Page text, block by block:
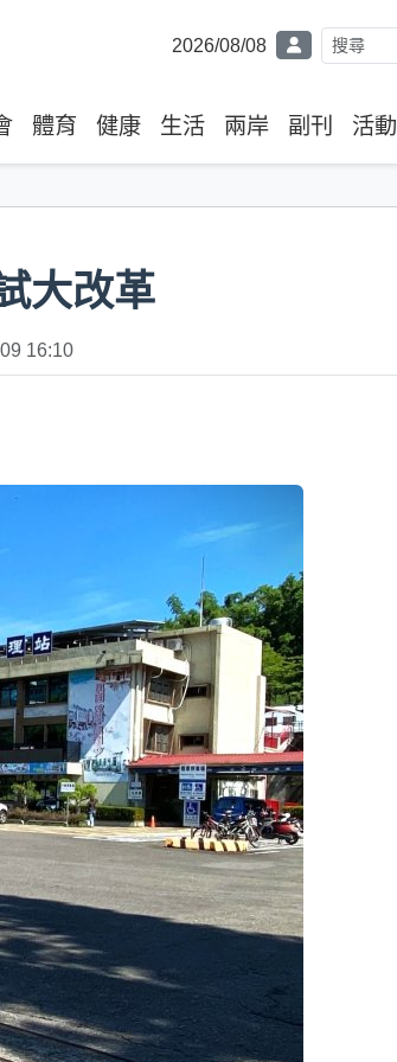
2026/08/08
體育 健康 生活 兩岸 副刊 活動
大改革
16:10